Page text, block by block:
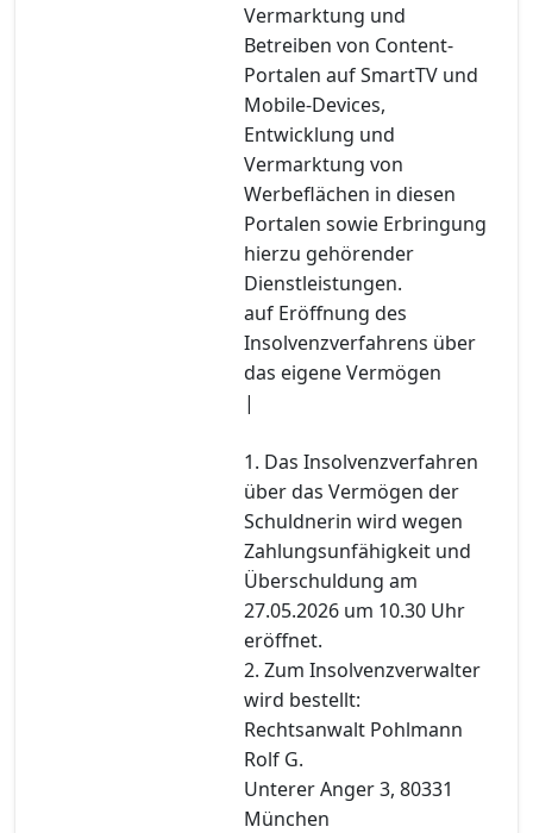
Vermarktung und
Betreiben von Content-
Portalen auf SmartTV und
Mobile-Devices,
Entwicklung und
Vermarktung von
Werbeflächen in diesen
Portalen sowie Erbringung
hierzu gehörender
Dienstleistungen.
auf Eröffnung des
Insolvenzverfahrens über
das eigene Vermögen
|
1. Das Insolvenzverfahren
über das Vermögen der
Schuldnerin wird wegen
Zahlungsunfähigkeit und
Überschuldung am
27.05.2026 um 10.30 Uhr
eröffnet.
2. Zum Insolvenzverwalter
wird bestellt:
Rechtsanwalt Pohlmann
Rolf G.
Unterer Anger 3, 80331
München